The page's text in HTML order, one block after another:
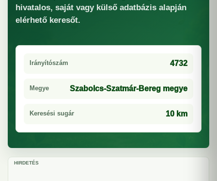
hivatalos, saját vagy külső adatbázis alapján
elérhető keresőt.
Irányítószám 4732
Megye Szabolcs-Szatmár-Bereg megye
Keresési sugár 10 km
HIRDETÉS